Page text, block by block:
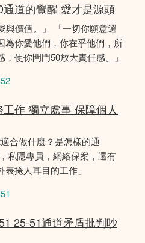
道的覺醒 愛才是源頭
與價值。」 「一切你願意選
為你愛他們，你在乎他們，所
使你閘門50放大責任感。」
作 獨立處事 保障個人
合做什麼？是怎樣的通
私隱專員，網絡保案，還有
掩人耳目的工作」
25-51通道矛盾批判吵